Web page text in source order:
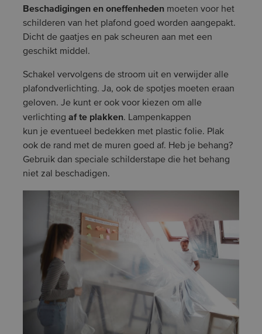
Beschadigingen en oneffenheden moeten voor het
schilderen van het plafond goed worden aangepakt.
Dicht de gaatjes en pak scheuren aan met een
geschikt middel.
Schakel vervolgens de stroom uit en verwijder alle
plafondverlichting. Ja, ook de spotjes moeten eraan
geloven. Je kunt er ook voor kiezen om alle
verlichting af te plakken. Lampenkappen
kun je eventueel bedekken met plastic folie. Plak
ook de rand met de muren goed af. Heb je behang?
Gebruik dan speciale schilderstape die het behang
niet zal beschadigen.